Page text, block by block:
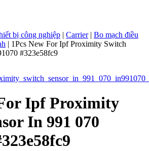
bị công nghiệp | Carrier| Bo mạch điều
| 1Pcs New For Ipf Proximity Switch
#323e58fc9
Ipf Proximity
In 991 070